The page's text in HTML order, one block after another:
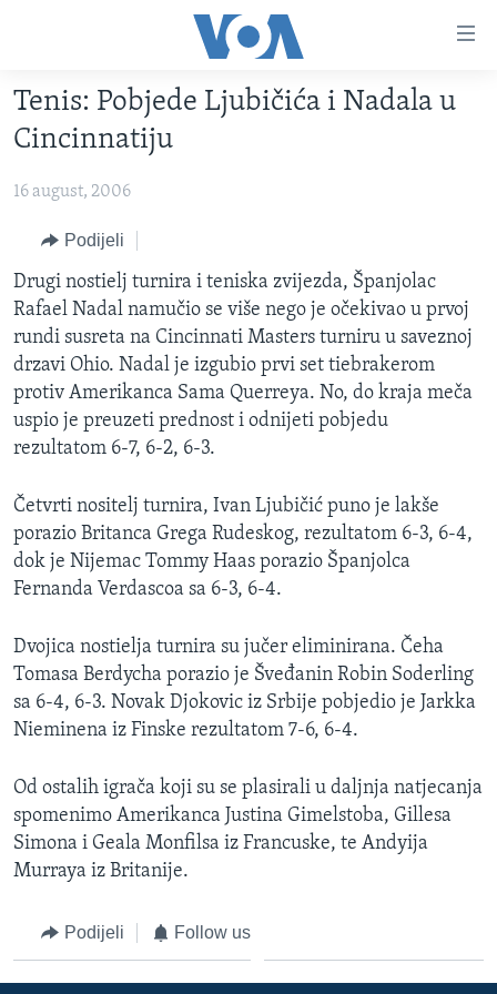
glavni
sadržaj
na
navigaciju
Idi
na
pretragu
FOTOGRAFIJE DANA
VIJESTI
SJEDINJENE AMERIČKE DRŽAVE
BOSNA I HERCEGOVINA
SVIJET
NAUKA I TEHNOLOGIJA
SPECIJALNI PROJEKTI
KORUPCIJA
SLOBODA MEDIJA
ŽENSKA STRANA
MAGAZIN
O GLASU AMERIKE
PRATITE NAS
Jezici
Tenis: Pobjede Ljubičića i Nadala u
Cincinnatiju
16 august, 2006
Podijeli
Drugi nostielj turnira i teniska zvijezda, Španjolac
Rafael Nadal namučio se više nego je očekivao u prvoj
rundi susreta na Cincinnati Masters turniru u saveznoj
drzavi Ohio. Nadal je izgubio prvi set tiebrakerom
protiv Amerikanca Sama Querreya. No, do kraja meča
uspio je preuzeti prednost i odnijeti pobjedu
rezultatom 6-7, 6-2, 6-3.
Četvrti nositelj turnira, Ivan Ljubičić puno je lakše
porazio Britanca Grega Rudeskog, rezultatom 6-3, 6-4,
dok je Nijemac Tommy Haas porazio Španjolca
Fernanda Verdascoa sa 6-3, 6-4.
Dvojica nostielja turnira su jučer eliminirana. Čeha
Tomasa Berdycha porazio je Šveđanin Robin Soderling
sa 6-4, 6-3. Novak Djokovic iz Srbije pobjedio je Jarkka
Nieminena iz Finske rezultatom 7-6, 6-4.
Od ostalih igrača koji su se plasirali u daljnja natjecanja
spomenimo Amerikanca Justina Gimelstoba, Gillesa
Simona i Geala Monfilsa iz Francuske, te Andyija
Murraya iz Britanije.
Podijeli Follow us